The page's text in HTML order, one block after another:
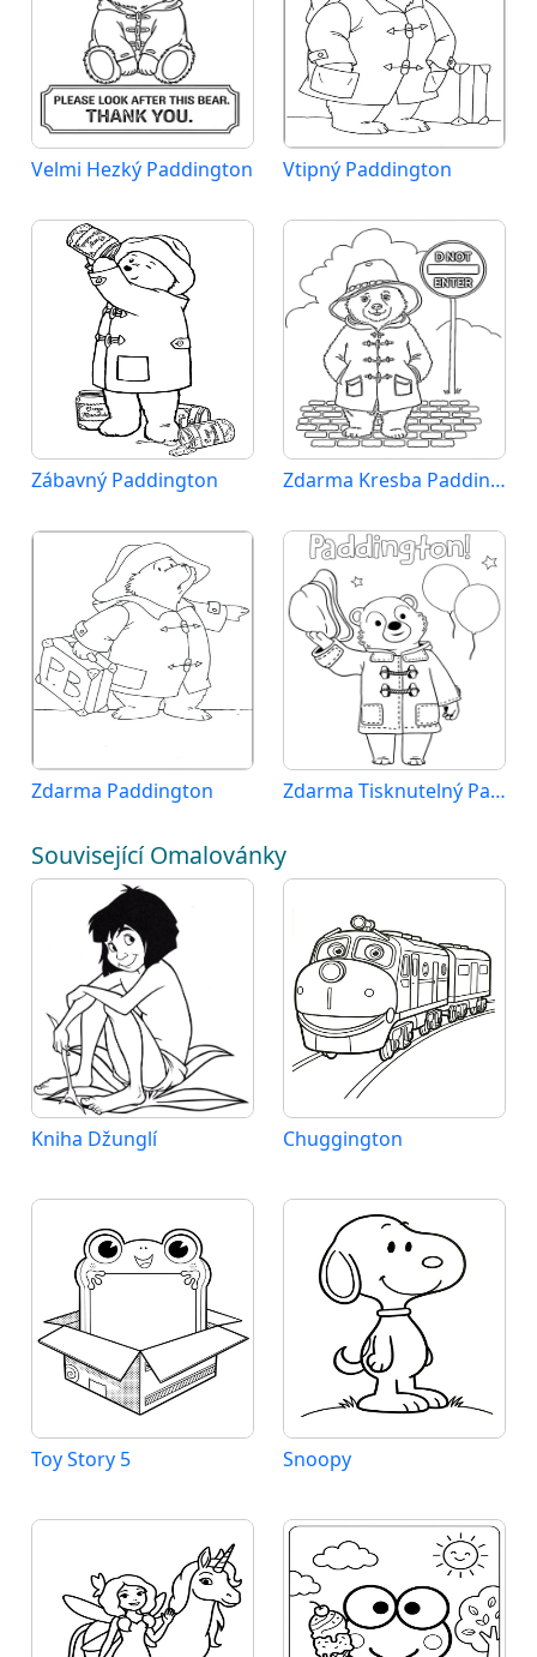
Velmi Hezký Paddington Vtipný Paddington
Zábavný Paddington Zdarma Kresba Paddington
Zdarma Paddington Zdarma Tisknutelný Paddington
Související Omalovánky
Kniha Džunglí Chuggington
Toy Story 5 Snoopy